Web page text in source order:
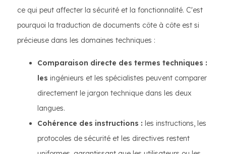
ce qui peut affecter la sécurité et la fonctionnalité. C'est
pourquoi la traduction de documents côte à côte est si
précieuse dans les domaines techniques :
Comparaison directe des termes techniques :
les ingénieurs et les spécialistes peuvent comparer
directement le jargon technique dans les deux
langues.
Cohérence des instructions : les instructions, les
protocoles de sécurité et les directives restent